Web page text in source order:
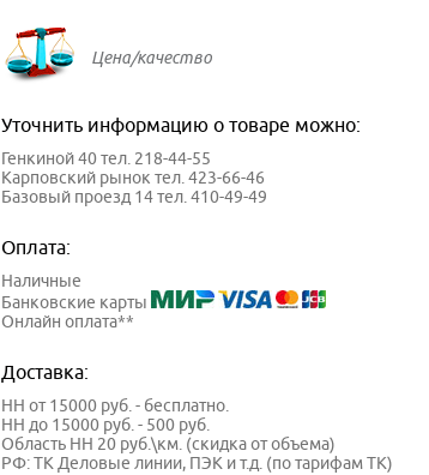
Цена/качество
Уточнить информацию о товаре можно:
Генкиной 40 тел. 218-44-55
Карповский рынок тел. 423-66-46
Базовый проезд 14 тел. 410-49-49
Оплата:
Наличные
Банковские карты
Онлайн оплата**
Доставка:
НН от 15000 руб. - бесплатно.
НН до 15000 руб. - 500 руб.
Область НН 20 руб.\км. (скидка от объема)
РФ: ТК Деловые линии, ПЭК и т.д. (по тарифам ТК)